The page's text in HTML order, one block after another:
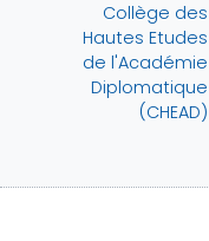
Collège des
Hautes Etudes
de l'Académie
Diplomatique
(CHEAD)